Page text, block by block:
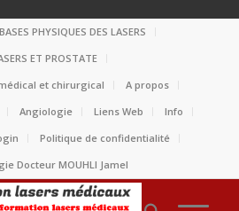
BASES PHYSIQUES DES LASERS
ET PROSTATE
et chirurgical
A propos
Angiologie Liens Web
Info
Politique de confidentialité
Docteur MOUHLI Jamel